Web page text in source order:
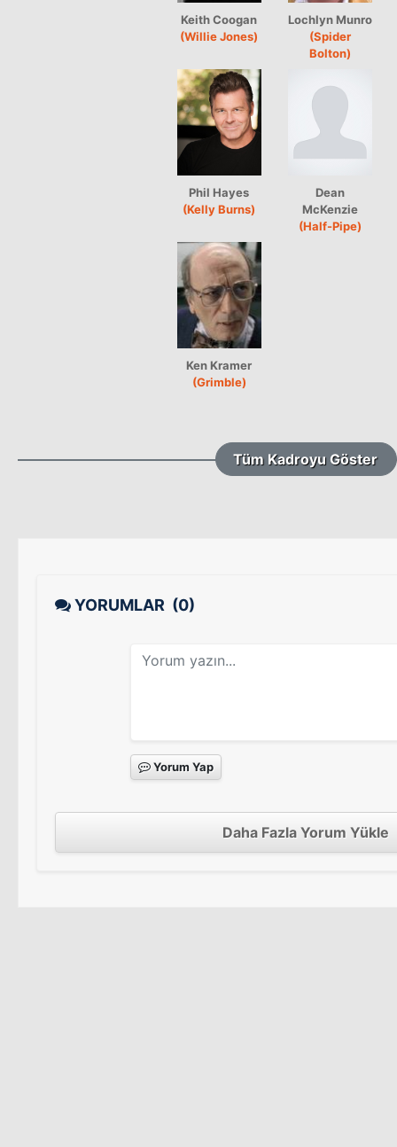
Keith Coogan
(Willie Jones)
Lochlyn Munro
(Spider
Bolton)
Phil Hayes
(Kelly Burns)
Dean
McKenzie
(Half-Pipe)
Ken Kramer
(Grimble)
Tüm Kadroyu Göster
YORUMLAR (0)
Yorum Yap
Daha Fazla Yorum Yükle